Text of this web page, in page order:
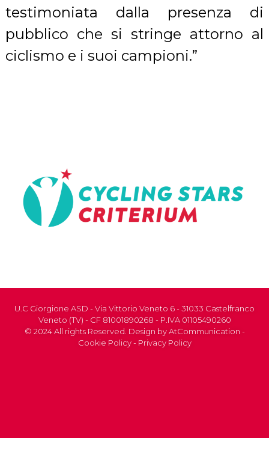
testimoniata dalla presenza di
pubblico che si stringe attorno al
ciclismo e i suoi campioni.”
U.C Giorgione ASD - Via Vittorio Veneto 6 - 31033 Castelfranco
Veneto (TV) - CF 81001890268 - P.IVA 01105490260
© 2024 All rights Reserved. Design byAtCommunication -
Cookie Policy- Privacy Policy